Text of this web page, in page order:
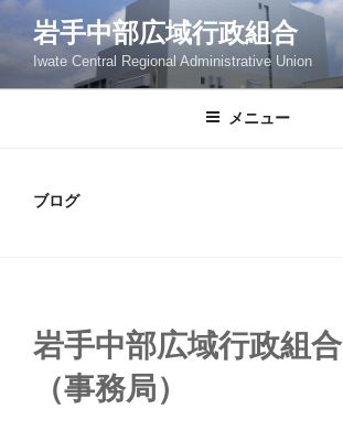
岩手中部広域行政組合
Iwate Central Regional Administrative Union
メニュー
ブログ
岩手中部広域行政組合
（事務局）